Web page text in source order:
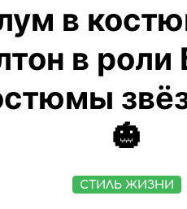
в
в роли
🎃
СТИЛЬ ЖИЗНИ